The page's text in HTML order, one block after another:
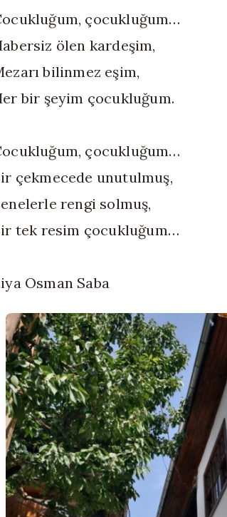
çocukluğum…
ölen kardeşim,
bilinmez eşim,
bir şeyim çocukluğum.
çocukluğum…
çekmecede unutulmuş,
rengi solmuş,
tek resim çocukluğum…
Osman Saba